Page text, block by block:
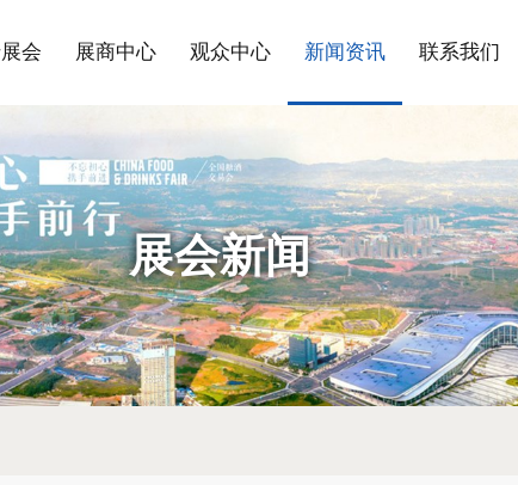
会 展商中心 观众中心 新闻资讯 联系我们
展会新闻